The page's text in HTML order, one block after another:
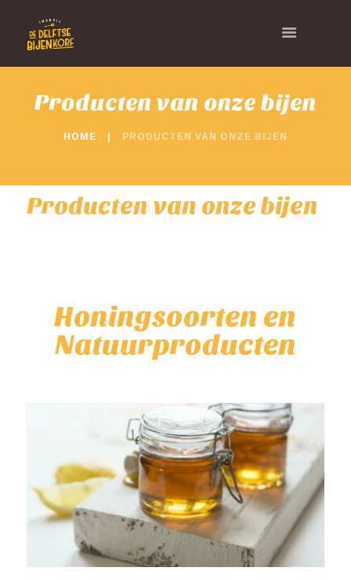
Producten van onze bijen
HOME PRODUCTEN VAN ONZE BIJEN
Producten van onze bijen
Honingsoorten en
Natuurproducten